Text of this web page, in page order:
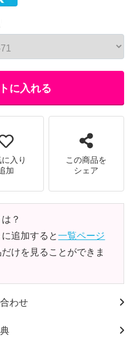
に入れる
入り
加
この商品を
シェア
？
追加すると一覧ページ
けを見ることができま
わせ